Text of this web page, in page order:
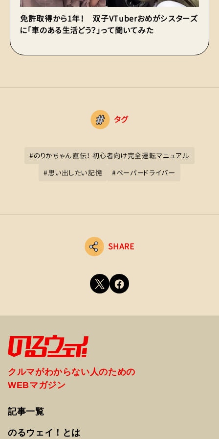
免許取得から1年！ 双子VTuberおめがシスターズ
に「車のある生活どう？」って聞いてみた
タグ
#のりかちゃん直伝！ 初心者向け完全運転マニュアル
#思い出したい記憶 #ペーパードライバー
SHARE
クルマがわからない人のための
WEBマガジン
記事一覧
のるウェイ！とは